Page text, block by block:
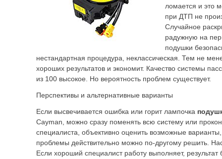
ломается и это
при ДТП не
Случайное
радужную на
подушки
нестандартная процедура, неклассическая. Тем не
хороших результатов и экономит. Качество системы
из 100 высокое. Но вероятность проблем существует.
Перспективы и альтернативные варианты
Если высвечивается ошибка или горит лампочка
Cayman, можно сразу поменять всю систему или
специалиста, объективно оценить возможные
проблемы действительно можно по-другому решить.
Если хороший специалист работу выполняет,